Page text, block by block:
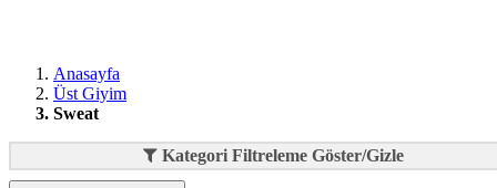
Anasayfa
Üst Giyim
Sweat
Kategori Filtreleme Göster/Gizle